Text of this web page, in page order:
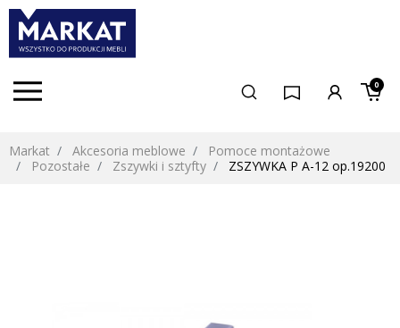
0
Markat Akcesoria meblowe
Pomoce montażowe
Pozostałe
Zszywki i sztyfty ZSZYWKA P A-12 op.19200